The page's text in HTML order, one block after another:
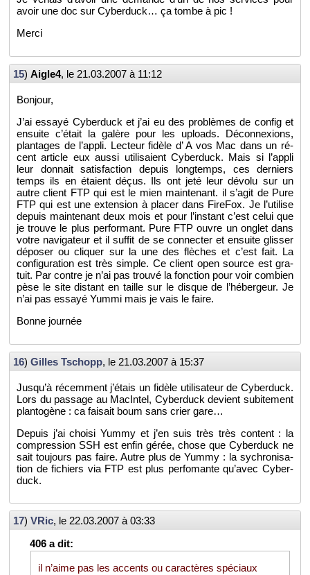
avoir une doc sur Cy­ber­duck… ça tombe à pic !
Merci
15) Ai­gle4, le 21.03.2007 à 11:12
Bon­jour,
J’ai es­sayé Cy­ber­duck et j’ai eu des pro­blèmes de config et
en­suite c’était la ga­lère pour les uploads. Dé­con­nexions,
plan­tages de l’ap­pli. Lec­teur fi­dèle d’ A vos Mac dans un ré­
cent ar­ticle eux aussi uti­li­saient Cy­ber­duck. Mais si l’ap­pli
leur don­nait sa­tis­fac­tion de­puis long­temps, ces der­niers
temps ils en étaient déçus. Ils ont jeté leur dé­volu sur un
autre client FTP qui est le mien main­te­nant. il s’agit de Pure
FTP qui est une ex­ten­sion à pla­cer dans Fi­re­Fox. Je l’uti­lise
de­puis main­te­nant deux mois et pour l’ins­tant c’est celui que
je trouve le plus per­for­mant. Pure FTP ouvre un on­glet dans
votre na­vi­ga­teur et il suf­fit de se connec­ter et en­suite glis­ser
dé­po­ser ou cli­quer sur la une des flèches et c’est fait. La
confi­gu­ra­tion est très simple. Ce client open source est gra­
tuit. Par contre je n’ai pas trouvé la fonc­tion pour voir com­bien
pèse le site dis­tant en taille sur le disque de l’hé­ber­geur. Je
n’ai pas es­sayé Yummi mais je vais le faire.
Bonne jour­née
16) Gilles Tschopp, le 21.03.2007 à 15:37
Jus­qu’à ré­cem­ment j’étais un fi­dèle uti­li­sa­teur de Cy­ber­duck.
Lors du pas­sage au Ma­cIn­tel, Cy­ber­duck de­vient su­bi­te­ment
plan­to­gène : ca fai­sait boum sans crier gare…
De­puis j’ai choisi Yummy et j’en suis très très content : la
com­pres­sion SSH est enfin gérée, chose que Cy­ber­duck ne
sait tou­jours pas faire. Autre plus de Yummy : la sy­chro­ni­sa­
tion de fi­chiers via FTP est plus per­fo­mante qu’avec Cy­ber­
duck.
17) VRic, le 22.03.2007 à 03:33
il n’aime pas les ac­cents ou ca­rac­tères spé­ciaux